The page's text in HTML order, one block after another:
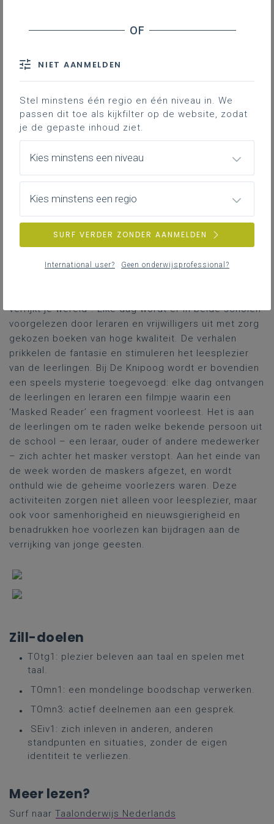
op de basisscholen De Lettertuin en De
Knipoog in Opwijk. Met een gezellige
voorleestent vol verhalen en de
mysterieuze Masked Reader werden
leerlingen op een speelse manier
gestimuleerd om te genieten van boeken.
De activiteiten zorgden voor
enthousiasme en maakten lezen extra
leuk.
Verloop
Tijdens de Voorleesweek, die plaatsvindt van 16 tot
en met 24 november, staan op basisscholen De
verrijkt je wereld". Elke dag wordt er in beide scholen
voorgelezen door leraren en vrijwilligers uit met zorg
gekozen boeken van hoge kwaliteit. De verhalen
prikkelen de fantasie en stimuleren het leesplezier
van de leerlingen. Bij De Knipoog wordt er bovendien
een speels mysterie toegevoegd: elke dag ontvangen
de leerlingen en leraren een filmpje waarin een
‘Masked Reader’ een fragment voorleest. Het is aan
de leerlingen om te raden welke bekende persoon uit
de school – een leraar, ouder of andere medewerker
– zich achter het masker verstopt. Aan het einde van
de week worden de maskers afgezet, en wordt
onthuld wie de geheime voorlezers waren. Deze
activiteiten zorgen niet alleen voor leesplezier, maar
ook voor samenhorigheid en nieuwsgierigheid en
benadrukken hoe voorlezen kan bijdragen aan de
verrijking van jonge geesten.
Zill-doelen
TOtg1: plezier beleven aan taal en spelen met
taal.
TOmn1: een mondelinge boodschap verwerken.
TOmn3: actief deelnemen aan een gesprek.
SEiv1: zich inleven in anderen, anderen
standpunten en situaties, zonder de eigen
identiteit te verliezen.
Meer lezen?
Surf naar Taalonderwijs Nederlands
NIET AANMELDEN
Stel minstens één regio en één niveau in. We
passen dit toe als kijkfilter op de website, zodat
je de gepaste inhoud ziet.
Kies minstens een niveau
Kies minstens een regio
SURF VERDER ZONDER AANMELDEN
International user? Geen onderwijsprofessional?